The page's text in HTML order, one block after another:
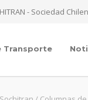
- Sociedad
Transporte